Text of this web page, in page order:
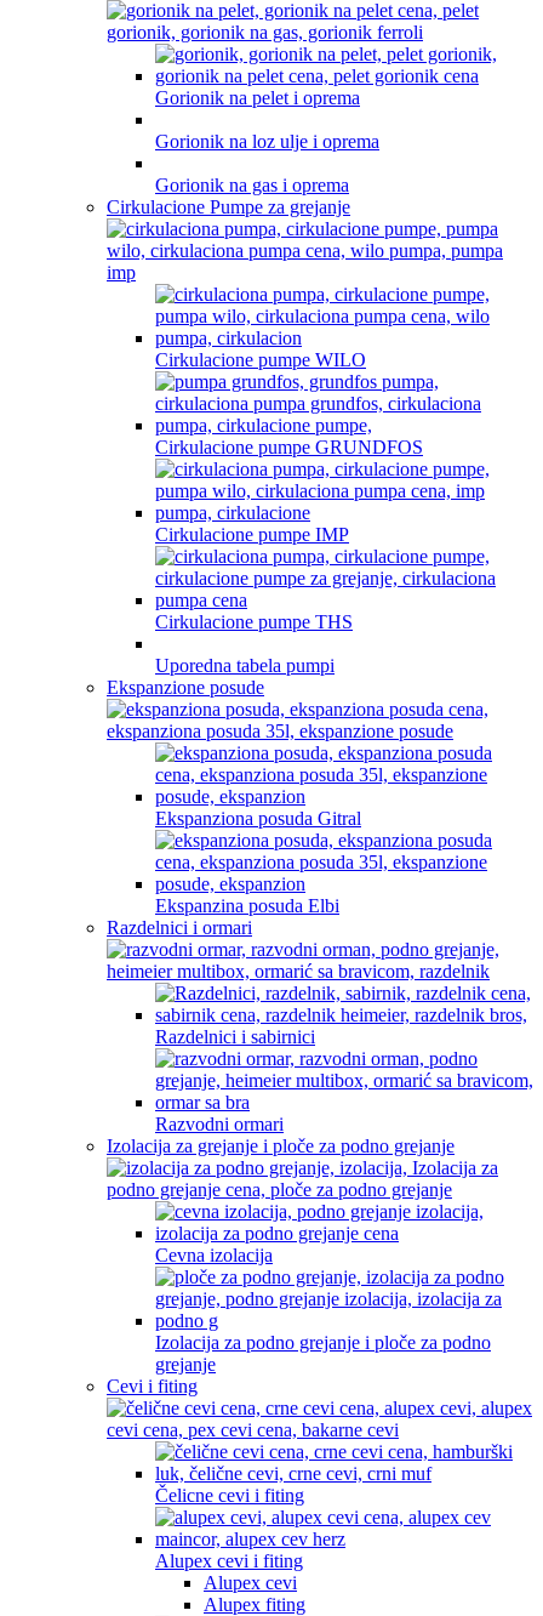
Gorionik na pelet i oprema
Gorionik na loz ulje i oprema
Gorionik na gas i oprema
Cirkulacione Pumpe za grejanje
Cirkulacione pumpe WILO
Cirkulacione pumpe GRUNDFOS
Cirkulacione pumpe IMP
Cirkulacione pumpe THS
Uporedna tabela pumpi
Ekspanzione posude
Ekspanziona posuda Gitral
Ekspanzina posuda Elbi
Razdelnici i ormari
Razdelnici i sabirnici
Razvodni ormari
Izolacija za grejanje i ploče za podno grejanje
Cevna izolacija
Izolacija za podno grejanje i ploče za podno
grejanje
Cevi i fiting
Čelicne cevi i fiting
Alupex cevi i fiting
Alupex cevi
Alupex fiting